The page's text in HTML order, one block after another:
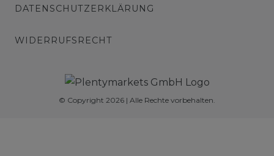
DATENSCHUTZERKLÄRUNG
WIDERRUFSRECHT
© Copyright 2026 | Alle Rechte vorbehalten.